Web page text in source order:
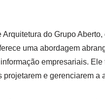
do Grupo
uma abordagem
empresariais.
projetarem e gerenciarem a